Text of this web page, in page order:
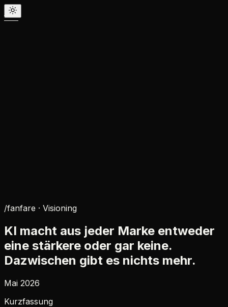
/fanfare · Visioning
KI macht aus jeder Marke entweder
eine stärkere oder gar keine.
Dazwischen gibt es nichts mehr.
Mai 2026
Kurzfassung